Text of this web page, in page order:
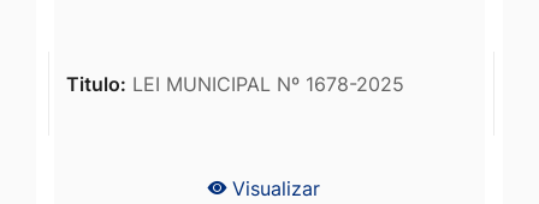
Titulo: LEI MUNICIPAL Nº 1678-2025
Visualizar